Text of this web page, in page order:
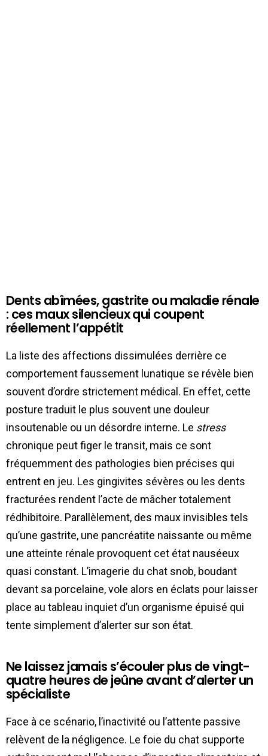
Dents abîmées, gastrite ou maladie rénale
: ces maux silencieux qui coupent
réellement l’appétit
La liste des affections dissimulées derrière ce
comportement faussement lunatique se révèle bien
souvent d’ordre strictement médical. En effet, cette
posture traduit le plus souvent une douleur
insoutenable ou un désordre interne. Le stress
chronique peut figer le transit, mais ce sont
fréquemment des pathologies bien précises qui
entrent en jeu. Les gingivites sévères ou les dents
fracturées rendent l’acte de mâcher totalement
rédhibitoire. Parallèlement, des maux invisibles tels
qu’une gastrite, une pancréatite naissante ou même
une atteinte rénale provoquent cet état nauséeux
quasi constant. L’imagerie du chat snob, boudant
devant sa porcelaine, vole alors en éclats pour laisser
place au tableau inquiet d’un organisme épuisé qui
tente simplement d’alerter sur son état.
Ne laissez jamais s’écouler plus de vingt-
quatre heures de jeûne avant d’alerter un
spécialiste
Face à ce scénario, l’inactivité ou l’attente passive
relèvent de la négligence. Le foie du chat supporte